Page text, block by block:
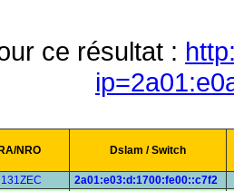
ce résultat :
NRO Dslam / Switch
2a01:e03:d:1700:fe00::c7f2